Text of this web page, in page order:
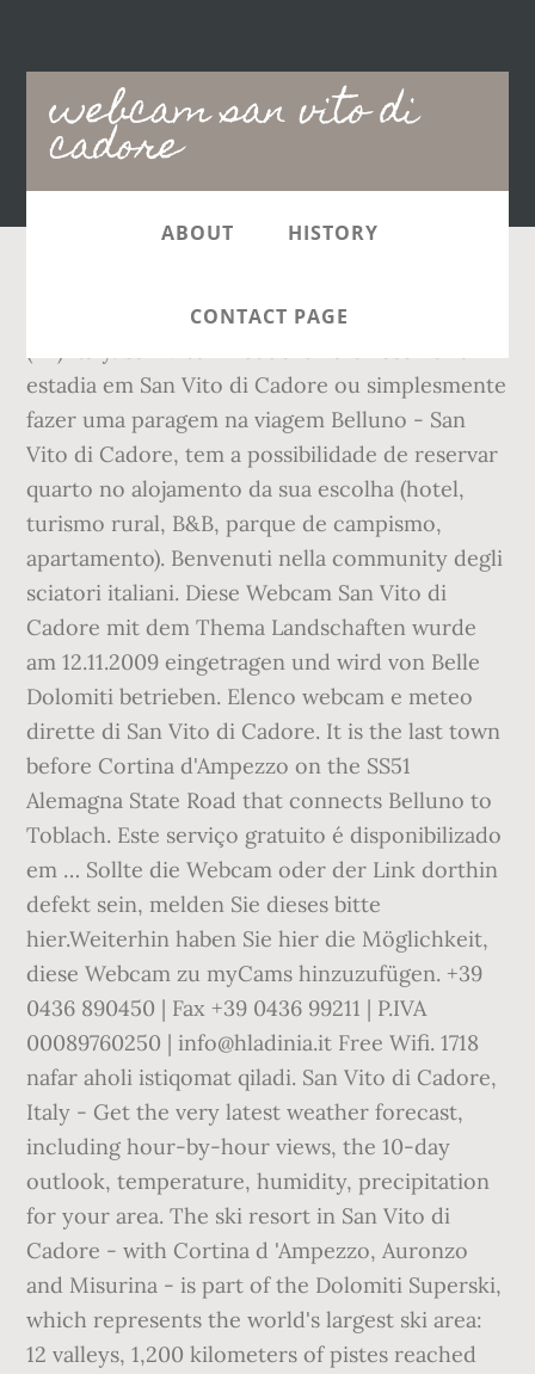
webcam san vito di
cadore
Main
navigation
ABOUT HISTORY
CONTACT PAGE
Current conditions. 32046 San Vito di Cadore
estadia em San Vito di Cadore ou simplesmente
fazer uma paragem na viagem Belluno - San
Vito di Cadore, tem a possibilidade de reservar
quarto no alojamento da sua escolha (hotel,
turismo rural, B&B, parque de campismo,
apartamento). Benvenuti nella community degli
sciatori italiani. Diese Webcam San Vito di
Cadore mit dem Thema Landschaften wurde
am 12.11.2009 eingetragen und wird von Belle
Dolomiti betrieben. Elenco webcam e meteo
dirette di San Vito di Cadore. It is the last town
before Cortina d'Ampezzo on the SS51
Alemagna State Road that connects Belluno to
Toblach. Este serviço gratuito é disponibilizado
em … Sollte die Webcam oder der Link dorthin
defekt sein, melden Sie dieses bitte
hier.Weiterhin haben Sie hier die Möglichkeit,
diese Webcam zu myCams hinzuzufügen. +39
0436 890450 | Fax +39 0436 99211 | P.IVA
00089760250 | info@hladinia.it Free Wifi. 1718
nafar aholi istiqomat qiladi. San Vito di Cadore,
Italy - Get the very latest weather forecast,
including hour-by-hour views, the 10-day
outlook, temperature, humidity, precipitation
for your area. The ski resort in San Vito di
Cadore - with Cortina d 'Ampezzo, Auronzo
and Misurina - is part of the Dolomiti Superski,
which represents the world's largest ski area:
12 valleys, 1,200 kilometers of pistes reached